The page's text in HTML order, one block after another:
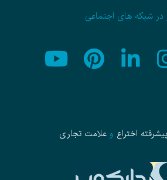
در شبکه های اجتماعی
اختراع وعلامت تجاری